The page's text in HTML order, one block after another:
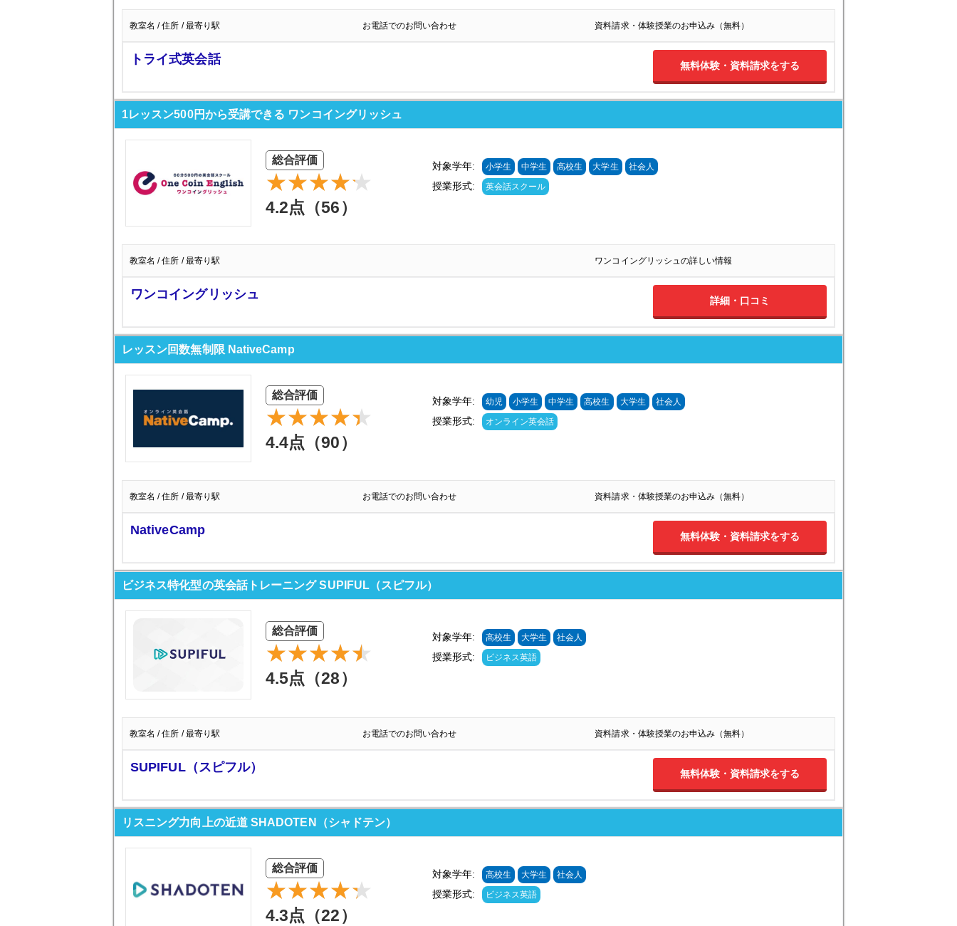
教室名 / 住所 / 最寄り駅 お電話でのお問い合わせ 資料請求・体験授業のお申込み（無料）
トライ式英会話 無料体験・資料請求をする
1レッスン500円から受講できる ワンコイングリッシュ
総合評価
4.2点（56）
対象学年: 小学生 中学生 高校生 大学生 社会人
授業形式: 英会話スクール
教室名 / 住所 / 最寄り駅 ワンコイングリッシュの詳しい情報
ワンコイングリッシュ 詳細・口コミ
レッスン回数無制限 NativeCamp
総合評価
4.4点（90）
対象学年: 幼児 小学生 中学生 高校生 大学生 社会人
授業形式: オンライン英会話
教室名 / 住所 / 最寄り駅 お電話でのお問い合わせ 資料請求・体験授業のお申込み（無料）
NativeCamp 無料体験・資料請求をする
ビジネス特化型の英会話トレーニング SUPIFUL（スピフル）
総合評価
4.5点（28）
対象学年: 高校生 大学生 社会人
授業形式: ビジネス英語
教室名 / 住所 / 最寄り駅 お電話でのお問い合わせ 資料請求・体験授業のお申込み（無料）
SUPIFUL（スピフル） 無料体験・資料請求をする
リスニング力向上の近道 SHADOTEN（シャドテン）
総合評価
4.3点（22）
対象学年: 高校生 大学生 社会人
授業形式: ビジネス英語